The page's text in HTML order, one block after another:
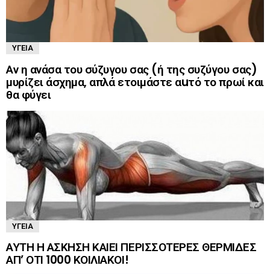
ΥΓΕΊΑ
Αν η ανάσα του σύζυγου σας (ή της συζύγου σας)
μυρίζει άσχημα, απλά ετοιμάστε αuτό το πρωί και
θα φύγει
ΥΓΕΊΑ
ΑΥΤΗ Η ΑΣΚΗΣΗ ΚΑΙΕΙ ΠΕΡΙΣΣΟΤΕΡΕΣ ΘΕΡΜΙΔΕΣ
ΑΠ’ ΟΤΙ 1000 ΚΟΙΛΙΑΚΟΙ!